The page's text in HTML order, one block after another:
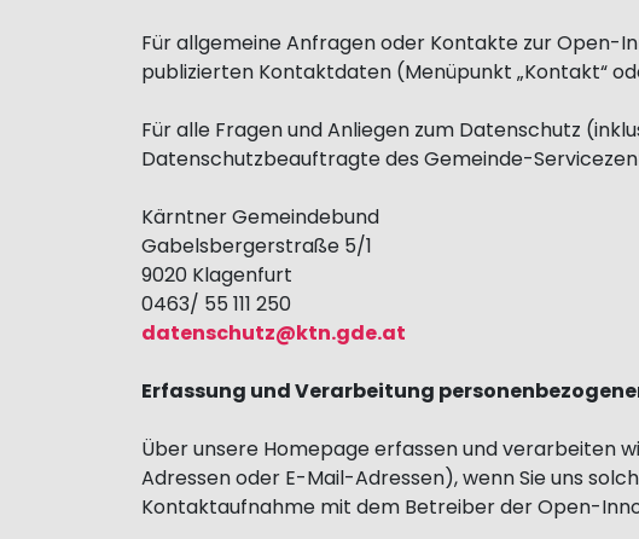
Für allgemeine Anfragen oder Kontakte zur Open-
publizierten Kontaktdaten (Menüpunkt „Kontakt“
Für alle Fragen und Anliegen zum Datenschutz
Datenschutzbeauftragte des Gemeinde-
Kärntner Gemeindebund
Gabelsbergerstraße 5/1
9020 Klagenfurt
0463/ 55 111 250
datenschutz@ktn.gde.at
Erfassung und Verarbeitung
Über unsere Homepage erfassen und verarbeiten
Adressen oder E-Mail-Adressen), wenn Sie uns
Kontaktaufnahme mit dem Betreiber der Open-